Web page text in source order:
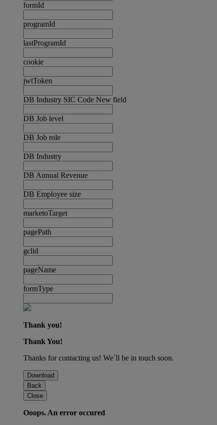
formId
programId
lastProgramId
cookie
jwtToken
DB Industry SIC Code New field
DB Job level
DB Job role
DB Industry
DB Annual Revenue
DB Employee size
marketoTarget
pagePath
gclid
pageName
formType
Thank you!
Thank You!
Thanks for contacting us! We´ll be in touch soon.
Download
Back
Close
Ooops. An error occured